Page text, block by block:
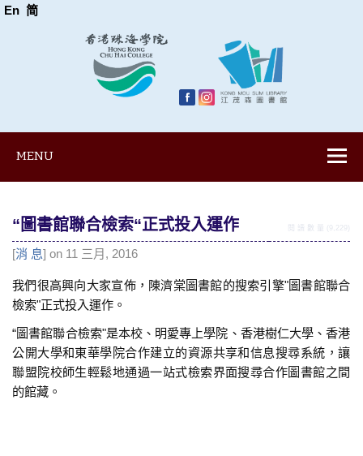
En 简
MENU
“ 圖書館聯合檢索“正式投入運作 閱 讀 數 量 (9,229)
[消 息] on 11 三月, 2016
我們很高興向大家宣佈，陳濟棠圖書館的搜索引擎"圖書館聯合
檢索"正式投入運作。
“圖書館聯合檢索"是本校、明愛專上學院、香港樹仁大學、香港
公開大學和東華學院合作建立的資源共享和信息搜尋系統，讓
聯盟院校師生輕鬆地通過一站式檢索界面搜尋合作圖書館之間
的館藏。